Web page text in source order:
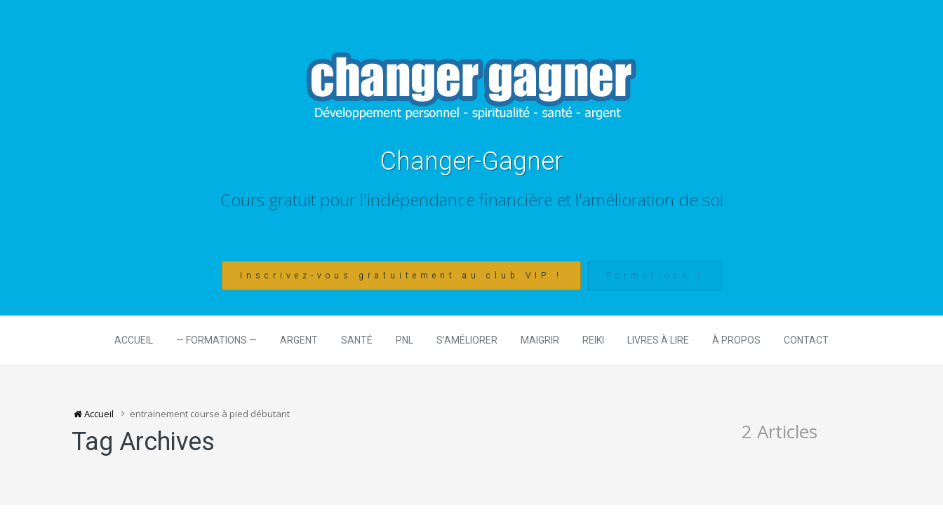
Changer-Gagner
Cours gratuit pour l'indépendance financière et l'amélioration de soi
Inscrivez-vous gratuitement au club VIP ! Formations !
ACCUEIL — FORMATIONS — ARGENT SANTÉ PNL S’AMÉLIORER MAIGRIR REIKI LIVRES À LIRE À PROPOS CONTACT
Accueil entrainement course à pied débutant
Tag Archives 2 Articles